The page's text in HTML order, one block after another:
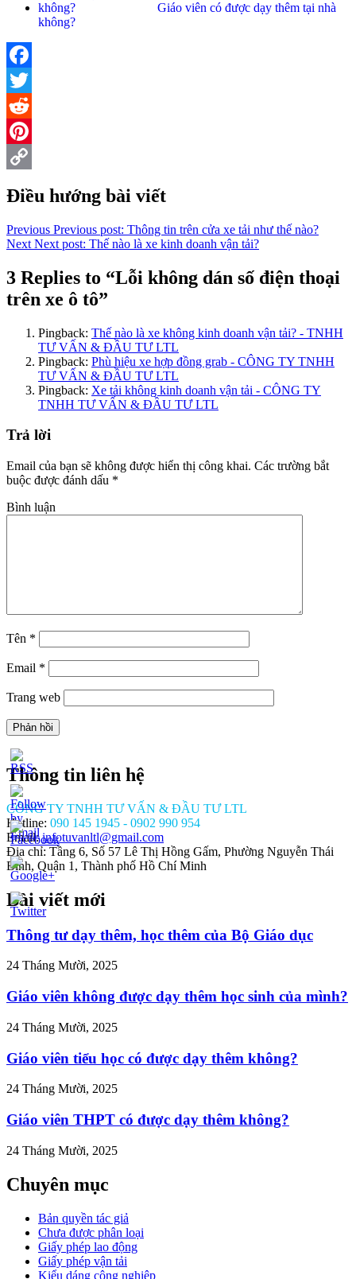
Giáo viên có được dạy thêm tại nhà
không?
Facebook
Twitter
Reddit
Pinterest
Điều hướng bài viết
Previous Previous post: Thông tin trên cửa xe tải như thế nào?
Next Next post: Thế nào là xe kinh doanh vận tải?
3 Replies to “Lỗi không dán số điện thoại
trên xe ô tô”
Pingback: Thế nào là xe không kinh doanh vận tải? - TNHH
TƯ VẤN & ĐẦU TƯ LTL
Pingback: Phù hiệu xe hợp đồng grab - CÔNG TY TNHH
TƯ VẤN & ĐẦU TƯ LTL
Pingback: Xe tải không kinh doanh vận tải - CÔNG TY
TNHH TƯ VẤN & ĐẦU TƯ LTL
Trả lời
Email của bạn sẽ không được hiển thị công khai. Các trường bắt
buộc được đánh dấu *
Bình luận
Tên *
Email *
Trang web
loi-
Thông tin liên hệ
CÔNG TY TNHH TƯ VẤN & ĐẦU TƯ LTL
Hotline: 090 145 1945 - 0902 990 954
Email:infotuvanltl@gmail.com
Địa chỉ: Tầng 6, Số 57 Lê Thị Hồng Gấm, Phường Nguyễn Thái
Bình, Quận 1, Thành phố Hồ Chí Minh
Bài viết mới
Thông tư dạy thêm, học thêm của Bộ Giáo dục
24 Tháng Mười, 2025
Giáo viên không được dạy thêm học sinh của mình?
24 Tháng Mười, 2025
Giáo viên tiểu học có được dạy thêm không?
24 Tháng Mười, 2025
Giáo viên THPT có được dạy thêm không?
24 Tháng Mười, 2025
Chuyên mục
Bản quyền tác giả
Chưa được phân loại
Giấy phép lao động
Giấy phép vận tải
Kiểu dáng công nghiệp